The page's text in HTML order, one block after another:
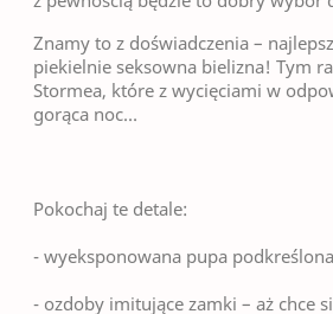
Znamy to z doświadczenia –
piekielnie seksowna bielizna! Tym
Stormea, które z wycięciami w
gorąca noc…
Pokochaj te detale:
- wyeksponowana pupa
- ozdoby imitujące zamki – aż chce